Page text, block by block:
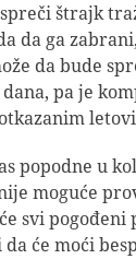
štrajk
da ga
da bude
pa je
popodne u
moguće
svi
će moći